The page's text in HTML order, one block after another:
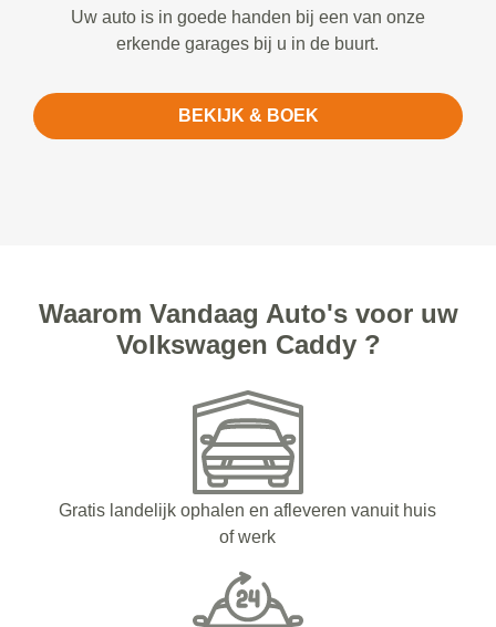
Uw auto is in goede handen bij een van onze
erkende garages bij u in de buurt.
BEKIJK & BOEK
Waarom Vandaag Auto's voor uw
Volkswagen Caddy ?
Gratis landelijk ophalen en afleveren vanuit huis
of werk